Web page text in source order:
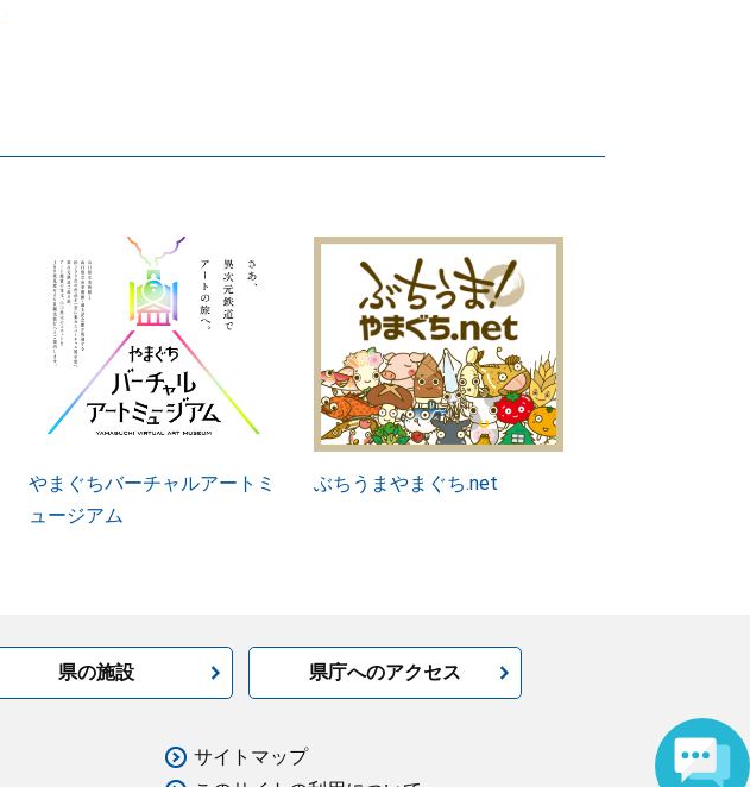
やまぐちバーチャルアートミ
ュージアム
ぶちうまやまぐち.net
県の施設 県庁へのアクセス
サイトマップ